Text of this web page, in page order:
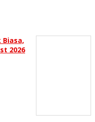
Biasa,
2026